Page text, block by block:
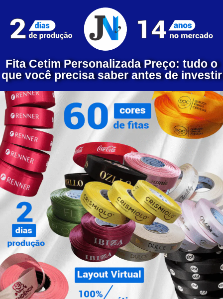
Fita Cetim Personalizada Preço: tudo o
que você precisa saber antes de investir